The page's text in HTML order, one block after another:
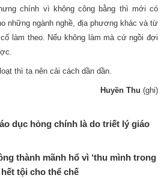
chính vì không công bằng thì mới có
những ngành nghề, địa phương khác và từ
làm theo. Nếu không làm mà cứ ngồi đợi
thì ta nên cải cách dần dần.
Huyền Thu (ghi)
dục hỏng chính là do triết lý giáo
thành mãnh hổ vì ‘thu mình trong
tội cho thể chế